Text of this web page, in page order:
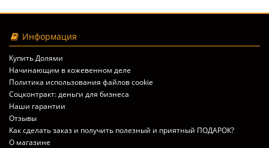
Информация
Купить Долями
Начинающим в кожевенном деле
Политика использования файлов cookie
Соцконтракт: деньги для бизнеса
Наши гарантии
Отзывы
Как сделать заказ и получить полезный и приятный ПОДАРОК?
О магазине